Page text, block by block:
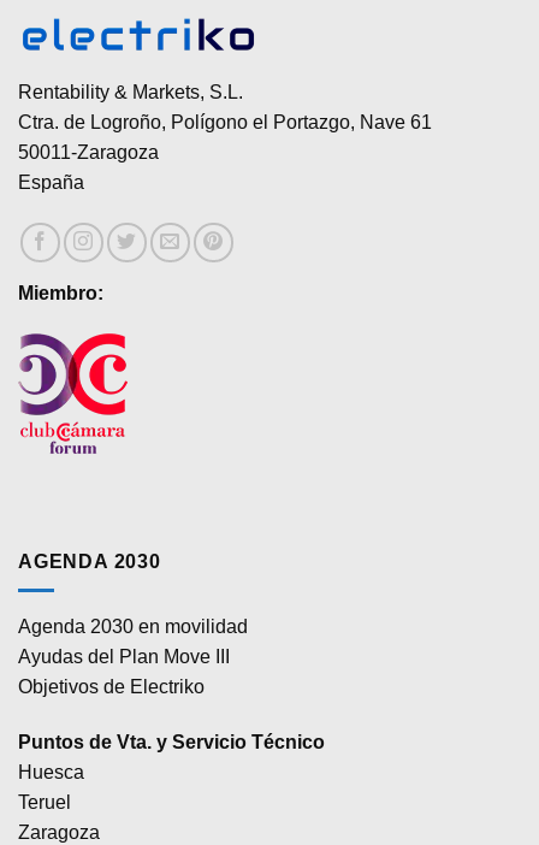
elegir
Rentability & Markets, S.L.
Ctra. de Logroño, Polígono el Portazgo, Nave 61
50011-Zaragoza
España
Miembro:
AGENDA 2030
Agenda 2030 en movilidad
Ayudas del Plan Move III
Objetivos de Electriko
Puntos de Vta. y Servicio Técnico
Huesca
Teruel
Zaragoza